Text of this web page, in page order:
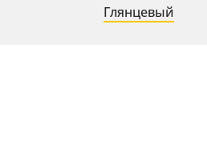
Глянцевый